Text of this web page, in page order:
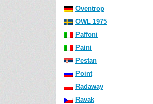
Oventrop
OWL 1975
Paffoni
Paini
Pestan
Point
Radaway
Ravak